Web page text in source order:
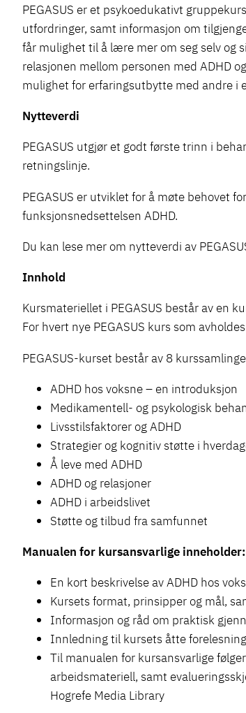
PEGASUS er et psykoedukativt
utfordringer, samt informasjon om
får mulighet til å lære mer om seg selv og
relasjonen mellom personen med ADHD
mulighet for erfaringsutbytte med andre i
Nytteverdi
PEGASUS utgjør et godt første trinn i
retningslinje.
PEGASUS er utviklet for å møte behovet
funksjonsnedsettelsen ADHD.
Du kan lese mer om nytteverdi av
Innhold
Kursmateriellet i PEGASUS består av en
For hvert nye PEGASUS kurs som
PEGASUS-kurset består av 8
ADHD hos voksne – en introduksjon
Medikamentell- og psykologisk
Livsstilsfaktorer og ADHD
Strategier og kognitiv støtte i
Å leve med ADHD
ADHD og relasjoner
ADHD i arbeidslivet
Støtte og tilbud fra samfunnet
Manualen for kursansvarlige inneholder:
En kort beskrivelse av ADHD hos
Kursets format, prinsipper og mål,
Informasjon og råd om praktisk
Innledning til kursets åtte
Til manualen for kursansvarlige
arbeidsmateriell, samt
Hogrefe Media Library